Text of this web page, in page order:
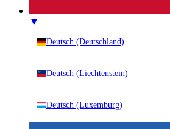
▼
Deutsch (Deutschland)
Deutsch (Liechtenstein)
Deutsch (Luxemburg)